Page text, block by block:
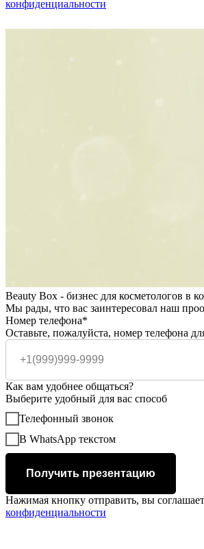
конфиденциальности
Beauty Box - бизнес для косметологов в
Мы рады, что вас заинтересовал наш
Номер телефона*
Оставьте, пожалуйста, номер телефона
Как вам удобнее общаться?
Выберите удобный для вас способ
Телефонный звонок
В WhatsApp текстом
Получить презентацию
Нажимая кнопку отправить, вы
конфиденциальности